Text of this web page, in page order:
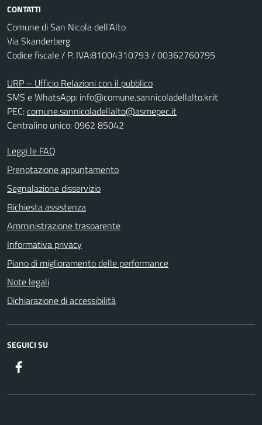
CONTATTI
Comune di San Nicola dell'Alto
Via Skanderberg
Codice fiscale / P. IVA:81004310793 / 00362760795
URP – Ufficio Relazioni con il pubblico
SMS e WhatsApp: info@comune.sannicoladellalto.kr.it
PEC:comune.sannicoladellalto@asmepec.it
Centralino unico: 0962 85042
Leggi le FAQ
Prenotazione appuntamento
Segnalazione disservizio
Richiesta assistenza
Amministrazione trasparente
Informativa privacy
Piano di miglioramento delle performance
Note legali
Dichiarazione di accessibilità
SEGUICI SU